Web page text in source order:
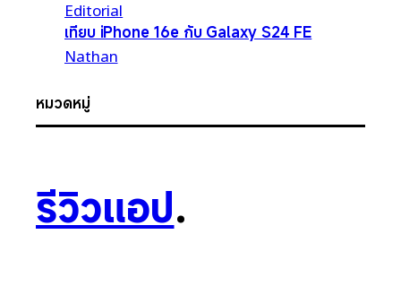
Editorial
เทียบ iPhone 16e กับ Galaxy S24 FE
Nathan
หมวดหมู่
รีวิวแอป.